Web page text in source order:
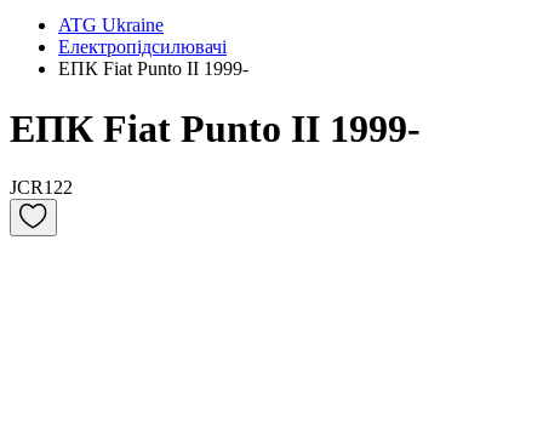
ATG Ukraine
Електропідсилювачі
ЕПК Fiat Punto II 1999-
ЕПК Fiat Punto II 1999-
JCR122